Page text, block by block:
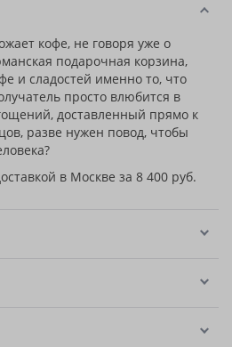
кофе, не говоря уже о
подарочная корзина,
и сладостей именно то, что
просто влюбится в
доставленный прямо к
разве нужен повод, чтобы
в Москве за 8 400 руб.